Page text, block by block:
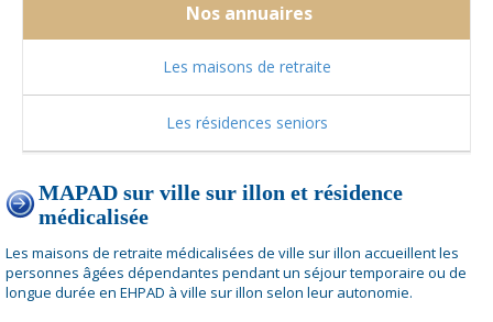
Nos annuaires
Les maisons de retraite
Les résidences seniors
MAPAD sur ville sur illon et résidence
médicalisée
Les maisons de retraite médicalisées de ville sur illon accueillent les
personnes âgées dépendantes pendant un séjour temporaire ou de
longue durée en EHPAD à ville sur illon selon leur autonomie.